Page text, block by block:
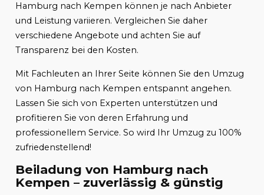
Hamburg nach Kempen können je nach Anbieter
und Leistung variieren. Vergleichen Sie daher
verschiedene Angebote und achten Sie auf
Transparenz bei den Kosten.
Mit Fachleuten an Ihrer Seite können Sie den Umzug
von Hamburg nach Kempen entspannt angehen.
Lassen Sie sich von Experten unterstützen und
profitieren Sie von deren Erfahrung und
professionellem Service. So wird Ihr Umzug zu 100%
zufriedenstellend!
Beiladung von Hamburg nach
Kempen – zuverlässig & günstig